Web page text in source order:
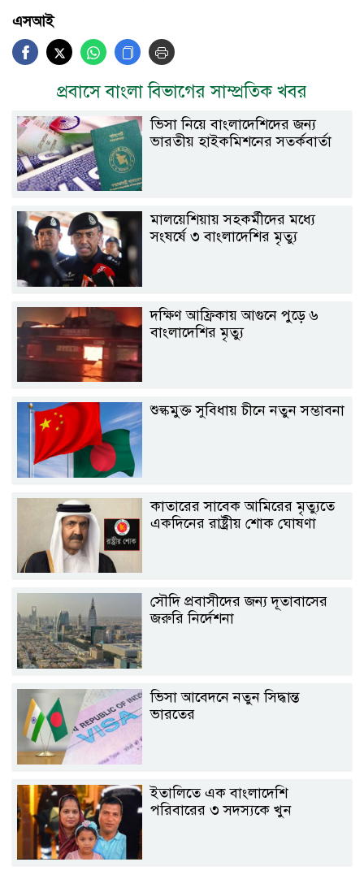
এসআই
প্রবাসে বাংলা বিভাগের সাম্প্রতিক খবর
ভিসা নিয়ে বাংলাদেশিদের জন্য
ভারতীয় হাইকমিশনের সতর্কবার্তা
মালয়েশিয়ায় সহকর্মীদের মধ্যে
সংষর্ষে ৩ বাংলাদেশির মৃত্যু
দক্ষিণ আফ্রিকায় আগুনে পুড়ে ৬
বাংলাদেশির মৃত্যু
শুল্কমুক্ত সুবিধায় চীনে নতুন সম্ভাবনা
কাতারের সাবেক আমিরের মৃত্যুতে
একদিনের রাষ্ট্রীয় শোক ঘোষণা
সৌদি প্রবাসীদের জন্য দূতাবাসের
জরুরি নির্দেশনা
ভিসা আবেদনে নতুন সিদ্ধান্ত
ভারতের
ইতালিতে এক বাংলাদেশি
পরিবারের ৩ সদস্যকে খুন